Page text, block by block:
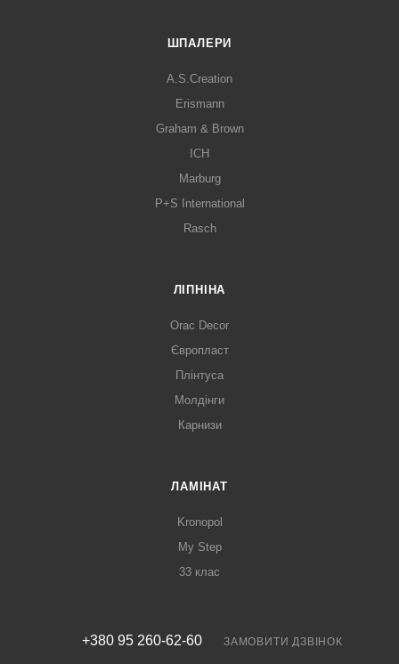
ШПАЛЕРИ
A.S.Creation
Erismann
Graham & Brown
ICH
Marburg
P+S International
Rasch
ЛІПНІНА
Orac Decor
Європласт
Плінтуса
Молдінги
Карнизи
ЛАМІНАТ
Kronopol
My Step
33 клас
+380 95 260-62-60 ЗАМОВИТИ ДЗВІНОК